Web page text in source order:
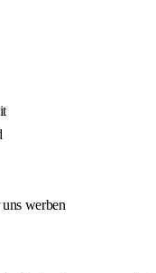
werben